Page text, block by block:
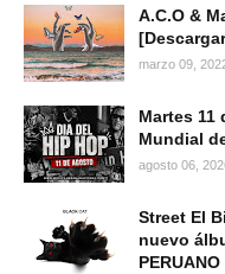
A.C.O &
marzo 09,
Martes 11
Mundial
agosto 06,
Street El
nuevo